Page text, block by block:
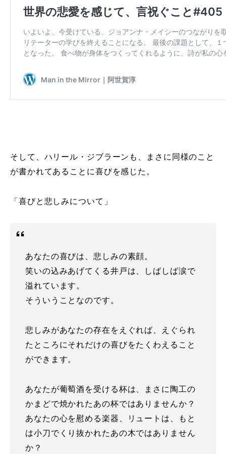
そして、ハリール・ジブラーンも、まさに同様のこと
が書かれてあることに喜びを感じた。
「喜びと悲しみについて」
あなたの喜びは、悲しみの素顔。
笑いの込みあげてくる井戸は、しばしば涙で
溢れています。
そういうことなのです。
悲しみがあなたの存在をえぐれば、えぐられ
たところにそれだけの喜びをたくわえること
ができます。
あなたが葡萄酒を受ける杯は、まさに陶工の
かまどで焼かれたあの杯ではありませんか？
あなたの心を慰める楽器、リュートは、もと
は小刀でくり抜かれたあの木ではありません
か？